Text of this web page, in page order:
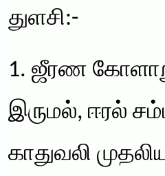
துளசி:-
1. ஜீரண
இருமல், ஈரல்
காதுவலி